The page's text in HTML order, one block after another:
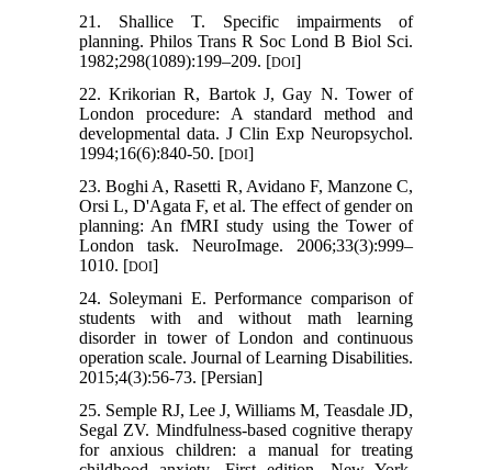
21. Shallice T. Specific impairments of
planning. Philos Trans R Soc Lond B Biol Sci.
1982;298(1089):199–209. [DOI]
22. Krikorian R, Bartok J, Gay N. Tower of
London procedure: A standard method and
developmental data. J Clin Exp Neuropsychol.
1994;16(6):840-50. [DOI]
23. Boghi A, Rasetti R, Avidano F, Manzone C,
Orsi L, D'Agata F, et al. The effect of gender on
planning: An fMRI study using the Tower of
London task. NeuroImage. 2006;33(3):999–
1010. [DOI]
24. Soleymani E. Performance comparison of
students with and without math learning
disorder in tower of London and continuous
operation scale. Journal of Learning Disabilities.
2015;4(3):56-73. [Persian]
25. Semple RJ, Lee J, Williams M, Teasdale JD,
Segal ZV. Mindfulness-based cognitive therapy
for anxious children: a manual for treating